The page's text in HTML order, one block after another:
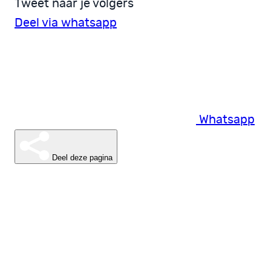
Tweet naar je volgers
Deel via whatsapp
Whatsapp
Deel deze pagina